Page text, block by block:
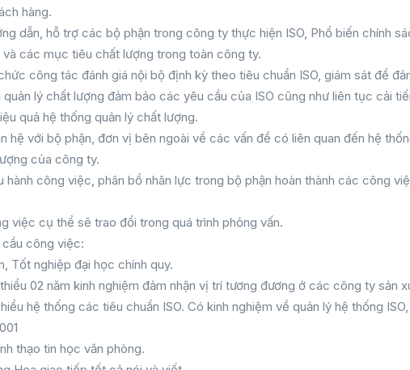
hàng.
dẫn, hỗ trợ các bộ phận trong công ty thực hiện ISO, Phổ biến chính
và các mục tiêu chất lượng trong toàn công ty.
công tác đánh giá nội bộ định kỳ theo tiêu chuẩn ISO, giám sát để
quản lý chất lượng đảm bảo các yêu cầu của ISO cũng như liên tục cải
quả hệ thống quản lý chất lượng.
hệ với bộ phận, đơn vị bên ngoài về các vấn đề có liên quan đến hệ
của công ty.
hành công việc, phân bổ nhân lực trong bộ phận hoàn thành các công
việc cụ thể sẽ trao đổi trong quá trình phỏng vấn.
cầu công việc:
Tốt nghiệp đại học chính quy.
02 năm kinh nghiệm đảm nhận vị trí tương đương ở các công ty sản
hệ thống các tiêu chuẩn ISO. Có kinh nghiệm về quản lý hệ thống
thạo tin học văn phòng.